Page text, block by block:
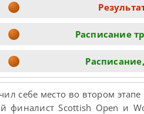
Расписание
себе место во втором
финалист Scottish Open и